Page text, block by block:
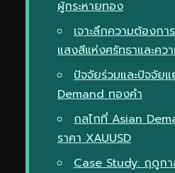
ผู้กระหายทอง
เจาะลึกความต้องก
แสงสีแห่งศรัทธาและคว
ปัจจัยร่วมและปัจจัย
Demand ทองคำ
กลไกที่ Asian
ราคา XAUUSD
Case Study: ฤดูก